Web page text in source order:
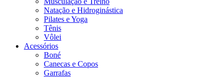
Natação e Hidroginástica
Pilates e Yoga
Tênis
Vôlei
Acessórios
Boné
Canecas e Copos
Garrafas